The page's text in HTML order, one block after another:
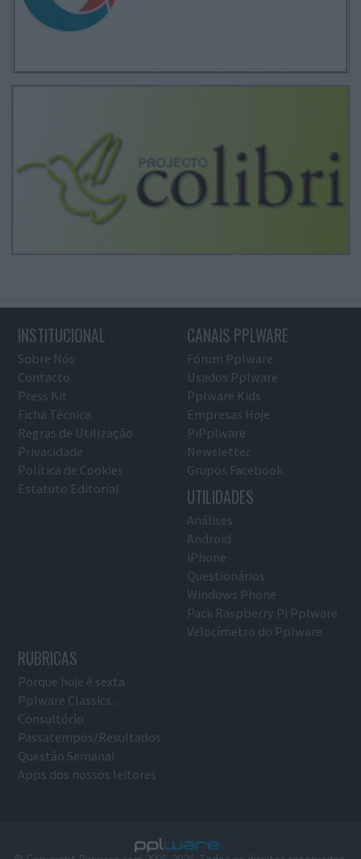
INSTITUCIONAL
Sobre Nós
Contacto
Press Kit
Ficha Técnica
Regras de Utilização
Privacidade
Política de Cookies
Estatuto Editorial
CANAIS PPLWARE
Fórum Pplware
Usados Pplware
Pplware Kids
Empresas Hoje
PiPplware
Newsletter
Grupos Facebook
UTILIDADES
Análises
Android
iPhone
Questionários
Windows Phone
Pack Raspberry Pi Pplware
Velocímetro do Pplware
RUBRICAS
Porque hoje é sexta
Pplware Classics…
Consultório
Passatempos/Resultados
Questão Semanal
Apps dos nossos leitores